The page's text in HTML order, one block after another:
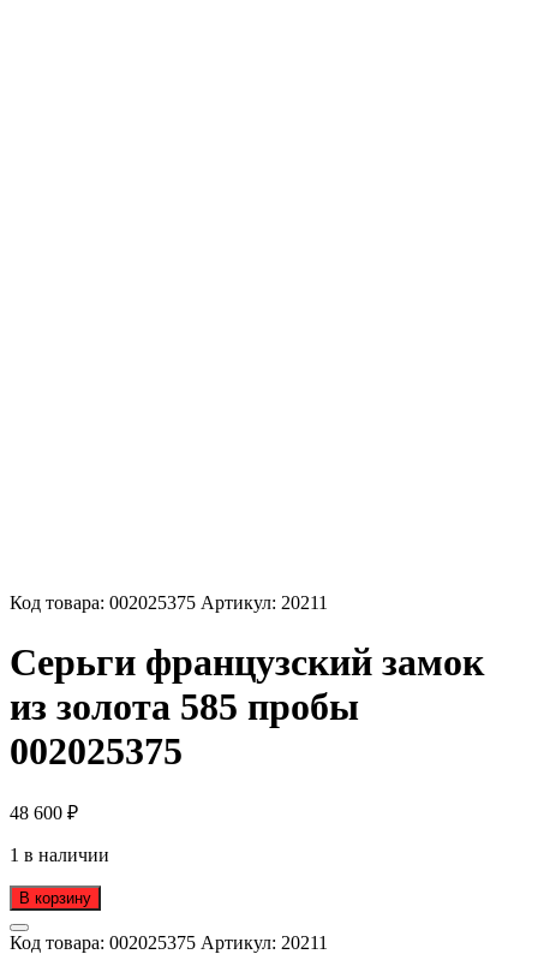
Код товара: 002025375 Артикул: 20211
Серьги французский замок
из золота 585 пробы
002025375
48 600 ₽
1 в наличии
В корзину
Код товара: 002025375 Артикул: 20211